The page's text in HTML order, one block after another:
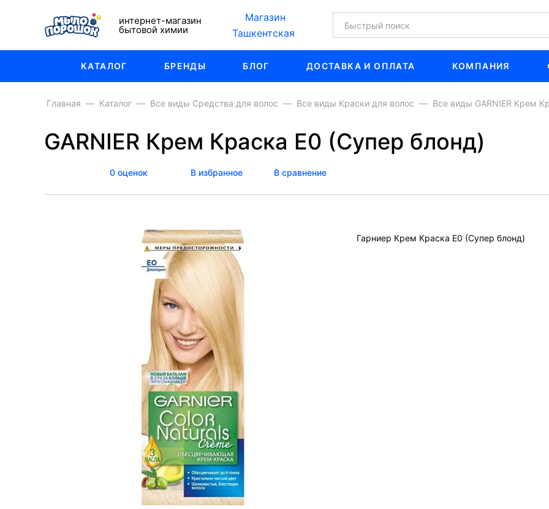
интернет-магазин
бытовой химии
Магазин
Ташкентская
КАТАЛОГ БРЕНДЫ БЛОГ ДОСТАВКА И ОПЛАТА КОМПАНИЯ
Главная Каталог Все виды Средства для волос Все виды Краски для волос Все виды GARNIER Крем
GARNIER Крем Краска Е0 (Супер блонд)
0 оценок В избранное В сравнение
Гарниер Крем Краска Е0 (Супер блонд)